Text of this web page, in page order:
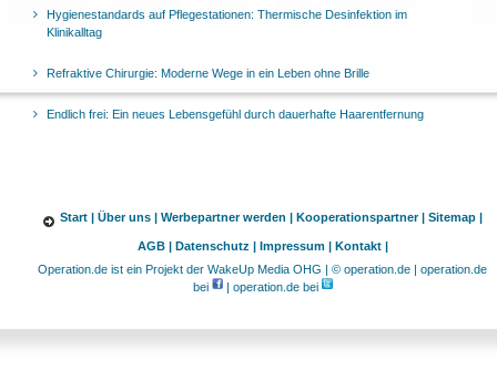
Hygienestandards auf Pflegestationen: Thermische Desinfektion im
Klinikalltag
Refraktive Chirurgie: Moderne Wege in ein Leben ohne Brille
Endlich frei: Ein neues Lebensgefühl durch dauerhafte Haarentfernung
Start | Über uns | Werbepartner werden | Kooperationspartner | Sitemap |
AGB | Datenschutz | Impressum | Kontakt |
Operation.de ist ein Projekt der WakeUp Media OHG | © operation.de | operation.de
bei
| operation.de bei